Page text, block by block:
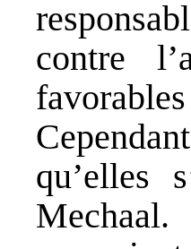
contre
qu’elles